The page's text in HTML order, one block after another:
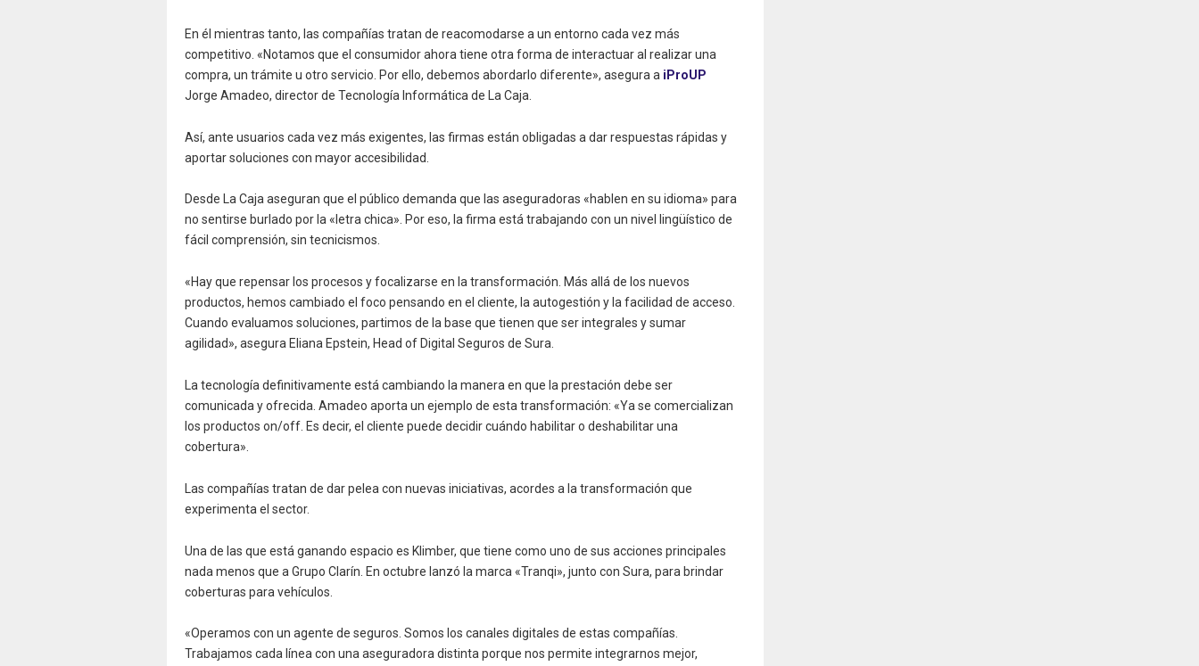
En él mientras tanto, las compañías tratan de reacomodarse a un entorno cada vez más
competitivo. «Notamos que el consumidor ahora tiene otra forma de interactuar al realizar una
compra, un trámite u otro servicio. Por ello, debemos abordarlo diferente», asegura a iProUP
Jorge Amadeo, director de Tecnología Informática de La Caja.
Así, ante usuarios cada vez más exigentes, las firmas están obligadas a dar respuestas rápidas y
aportar soluciones con mayor accesibilidad.
Desde La Caja aseguran que el público demanda que las aseguradoras «hablen en su idioma» para
no sentirse burlado por la «letra chica». Por eso, la firma está trabajando con un nivel lingüístico de
fácil comprensión, sin tecnicismos.
«Hay que repensar los procesos y focalizarse en la transformación. Más allá de los nuevos
productos, hemos cambiado el foco pensando en el cliente, la autogestión y la facilidad de acceso.
Cuando evaluamos soluciones, partimos de la base que tienen que ser integrales y sumar
agilidad», asegura Eliana Epstein, Head of Digital Seguros de Sura.
La tecnología definitivamente está cambiando la manera en que la prestación debe ser
comunicada y ofrecida. Amadeo aporta un ejemplo de esta transformación: «Ya se comercializan
los productos on/off. Es decir, el cliente puede decidir cuándo habilitar o deshabilitar una
cobertura».
Las compañías tratan de dar pelea con nuevas iniciativas, acordes a la transformación que
experimenta el sector.
Una de las que está ganando espacio es Klimber, que tiene como uno de sus acciones principales
nada menos que a Grupo Clarín. En octubre lanzó la marca «Tranqi», junto con Sura, para brindar
coberturas para vehículos.
«Operamos con un agente de seguros. Somos los canales digitales de estas compañías.
Trabajamos cada línea con una aseguradora distinta porque nos permite integrarnos mejor,